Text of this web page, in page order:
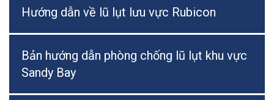
Hướng dẫn về lũ lụt lưu vực Rubicon
Bản hướng dẫn phòng chống lũ lụt khu vực
Sandy Bay